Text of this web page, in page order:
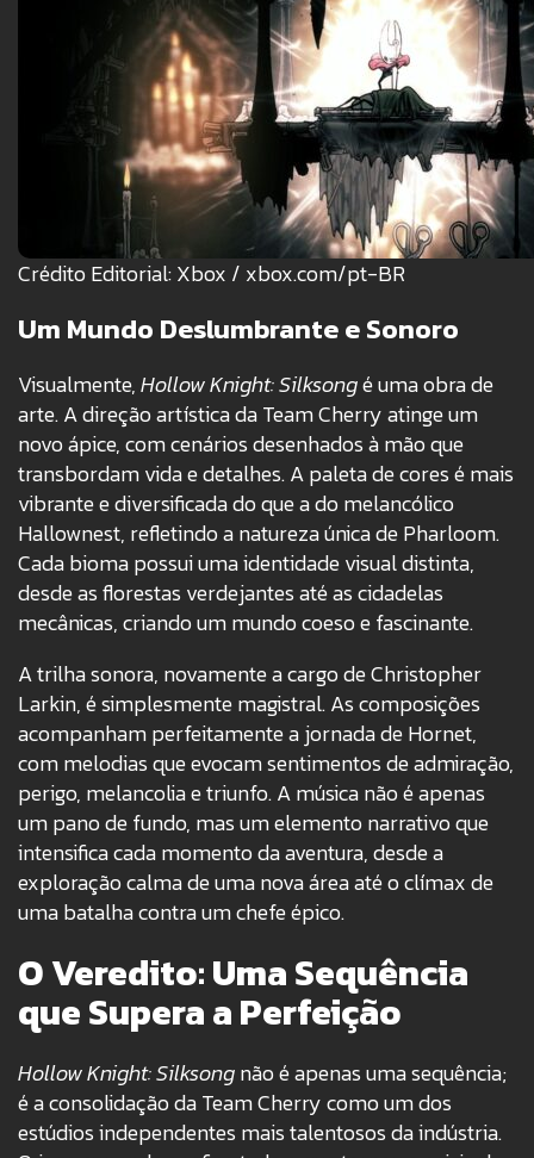
Crédito Editorial: Xbox / xbox.com/pt-BR
Um Mundo Deslumbrante e Sonoro
Visualmente,Hollow Knight: Silksongé uma obra de
arte. A direção artística da Team Cherry atinge um
novo ápice, com cenários desenhados à mão que
transbordam vida e detalhes. A paleta de cores é mais
vibrante e diversificada do que a do melancólico
Hallownest, refletindo a natureza única de Pharloom.
Cada bioma possui uma identidade visual distinta,
desde as florestas verdejantes até as cidadelas
mecânicas, criando um mundo coeso e fascinante.
A trilha sonora, novamente a cargo de Christopher
Larkin, é simplesmente magistral. As composições
acompanham perfeitamente a jornada de Hornet,
com melodias que evocam sentimentos de admiração,
perigo, melancolia e triunfo. A música não é apenas
um pano de fundo, mas um elemento narrativo que
intensifica cada momento da aventura, desde a
exploração calma de uma nova área até o clímax de
uma batalha contra um chefe épico.
O Veredito: Uma Sequência
que Supera a Perfeição
Hollow Knight: Silksongnão é apenas uma sequência;
é a consolidação da Team Cherry como um dos
estúdios independentes mais talentosos da indústria.